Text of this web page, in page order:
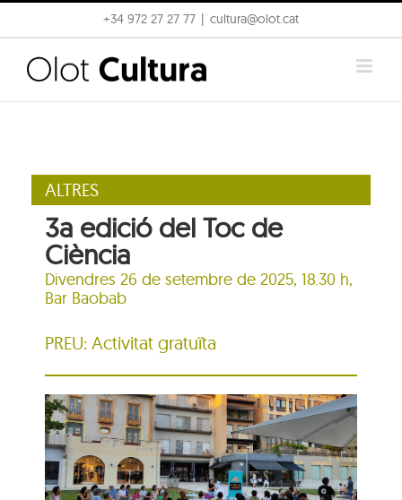
to
content
+34 972 27 27 77 cultura@olot.cat
ALTRES
3a edició del Toc de
Ciència
Divendres 26 de setembre de 2025, 18.30 h,
Bar Baobab
PREU: Activitat gratuïta